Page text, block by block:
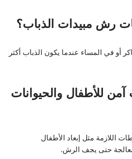
رش مبيدات الذباب؟
أو في المساء عندما يكون الذباب أكثر
للأطفال والحيوانات
اللازمة مثل إبعاد الأطفال
حتى يجف الرش.